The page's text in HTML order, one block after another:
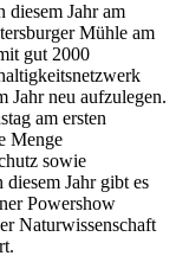
diesem Jahr am
Mühle am
gut 2000
Jahr neu aufzulegen.
am ersten
Menge
sowie
Jahr gibt es
Powershow
Naturwissenschaft